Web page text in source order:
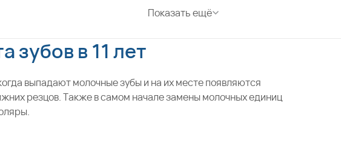
Показать ещё
зубов в 11 лет
выпадают молочные зубы и на их месте появляются
резцов. Также в самом начале замены молочных единиц